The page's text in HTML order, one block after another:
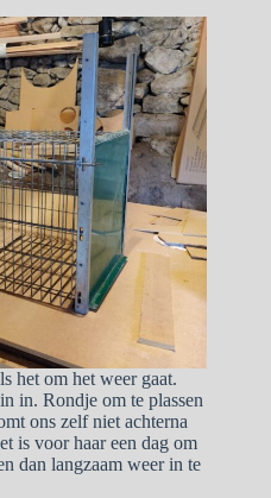
het om het weer gaat.
in. Rondje om te plassen
ons zelf niet achterna
is voor haar een dag om
dan langzaam weer in te